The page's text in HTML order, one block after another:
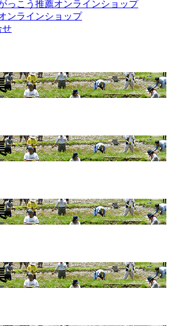
っこう推薦オンラインショップ
ンラインショップ
せ